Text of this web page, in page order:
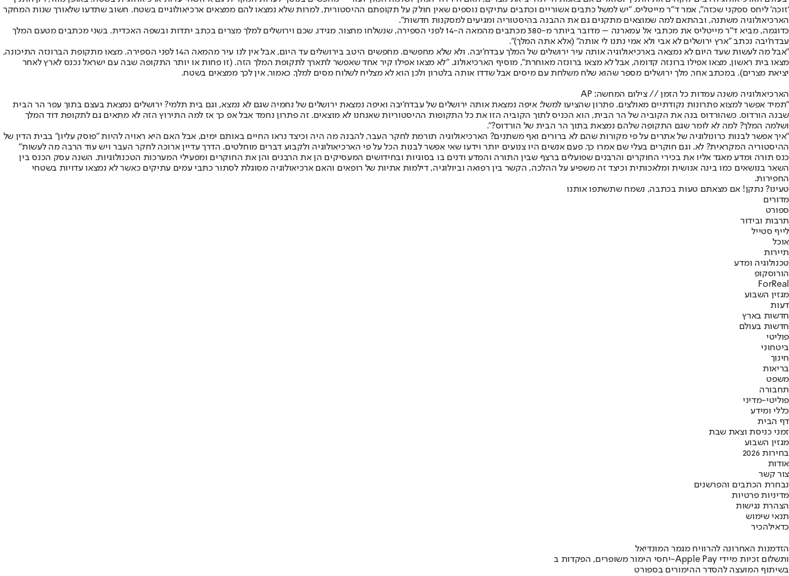
'זוכה' ליחס ספקני שכזה", אמר ד"ר מייטליס. "יש למשל כתבים אשוריים וכתבים עתיקים נוספים שאין חולק על תקופתם ההיסטורית, למרות שלא נמצאו להם ממצאים ארכיאולוגיים בשטח. חשוב שתדעו שלאורך שנות המחקר
הארכיאולוגיה משתנה, ובהתאם למה שמוצאים מתקנים גם את ההבנה בהיסטוריה ומגיעים למסקנות חדשות".
כדוגמה, מביא ד"ר מייטליס את מכתבי אל עמארנה – מדובר ביותר מ-380 מכתבים מהמאה ה-14 לפני הספירה, שנשלחו מחצור, מגידו, שכם וירושלים למלך מצרים בכתב יתדות ובשפה האכדית. בשני מכתבים מטעם המלך
עבדח'יבה נכתב "ארץ ירושלים לא אבי ולא אמי נתנו לי אותה" (אלא אתה המלך)".
"אבל מה לעשות שעד היום לא נמצאה בארכיאולוגיה אותה עיר ירושלים של המלך עבדח'יבה. ולא שלא מחפשים. מחפשים היטב בירושלים עד היום, אבל אין לנו עיר מהמאה ה14 לפני הספירה. מצאו מתקופת הברונזה התיכונה,
מצאו בית ראשון, מצאו אפילו ברונזה קדומה, אבל לא מצאו ברונזה מאוחרת", מוסיף הארכיאולוג. "לא מצאו אפילו קיר אחד שאפשר לתארך לתקופת המלך הזה. (זו פחות או יותר התקופה שבה עם ישראל נכנס לארץ לאחר
יציאת מצרים). במכתב אחר, מלך ירושלים מספר שהוא שלח משלחת עם מיסים אבל שדדו אותה בלטרון ולכן הוא לא מצליח לשלוח מסים למלך. כאמור, אין לכך ממצאים בשטח.
הארכיאולוגיה משנה עמדות כל הזמן // צילום המחשה: AP
"תמיד אפשר למצוא פתרונות נקודתיים מאולצים. פתרון שהציעו למשל: איפה נמצאת אותה ירושלים של עבדח'יבה ואיפה נמצאת ירושלים של נחמיה שגם לא נמצא, וגם בית תלמי? ירושלים נמצאת בעצם בתוך עפר הר הבית
שבנה הורדוס. כשהורדוס בנה את הקוביה של הר הבית, הוא הכניס לתוך הקוביה הזו את כל התקופות ההיסטוריות שאנחנו לא מוצאים. זה פתרון נחמד אבל אפ כך אז למה התירוץ הזה לא מתאים גם לתקופת דוד המלך
ושלמה המלך? למה לא לומר שגם התקופה שלהם נמצאת בתוך הר הבית של הורדוס?".
"איך אפשר לבנות כרונולוגיה של אתרים על פי מקורות שהם לא ברורים ואף משתנים? הארכיאולוגיה תורמת לחקר העבר, להבנה מה היה וכיצד נראו החיים באותם ימים, אבל האם היא ראויה להיות "פוסק עליון" בבית הדין של
ההיסטוריה המקראית? לא. וגם חוקרים בעלי שם אמרו כך. פעם אנשים היו צנועים יותר וידעו שאי אפשר לבנות הכל על פי הארכיאולוגיה ולקבוע דברים מוחלטים. הדרך עדיין ארוכה לחקר העבר ויש עוד הרבה מה לעשות"
כנס תורה ומדע מאגד אליו את בכירי החוקרים והרבנים שפועלים ברצף שבין התורה והמדע ודנים בו בסוגיות ובחידושים המעסיקים הן את הרבנים והן את החוקרים ומפעילי המערכות הטכנולוגיות. השנה עסק הכנס בין
השאר בנושאים כמו בינה אנושית ומלאכותית וכיצד זה משפיע על ההלכה, הקשר בין רפואה וביולוגיה, דילמות אתיות של רופאים והאם ארכיאולוגיה מסוגלת לסתור כתבי עמים עתיקים כאשר לא נמצאו עדויות בשטחי
החפירות.
טעינו? נתקן! אם מצאתם טעות בכתבה, נשמח שתשתפו אותנו
מדורים
ספורט
תרבות ובידור
לייף סטייל
אוכל
תיירות
טכנולוגיה ומדע
הורוסקופ
ForReal
מגזין השבוע
דעות
חדשות בארץ
חדשות בעולם
פוליטי
ביטחוני
חינוך
בריאות
משפט
תחבורה
פוליטי-מדיני
כללי ומידע
דף הבית
זמני כניסת וצאת שבת
מגזין השבוע
בחירות 2026
אודות
צור קשר
נבחרת הכתבים והפרשנים
מדיניות פרטיות
הצהרת נגישות
תנאי שימוש
כדאילהכיר
הזדמנות האחרונה להרוויח מגמר המונדיאל
יחסי הימור משופרים, הפקדות ב-Apple Pay ותשלום זכיות מיידי
בשיתוף המועצה להסדר ההימורים בספורט